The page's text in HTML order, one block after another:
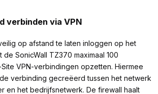
verbinden via VPN
op afstand te laten inloggen op het
SonicWall TZ370 maximaal 100
VPN-verbindingen opzetten. Hiermee
verbinding gecreëerd tussen het netwerk
en het bedrijfsnetwerk. De firewall haalt